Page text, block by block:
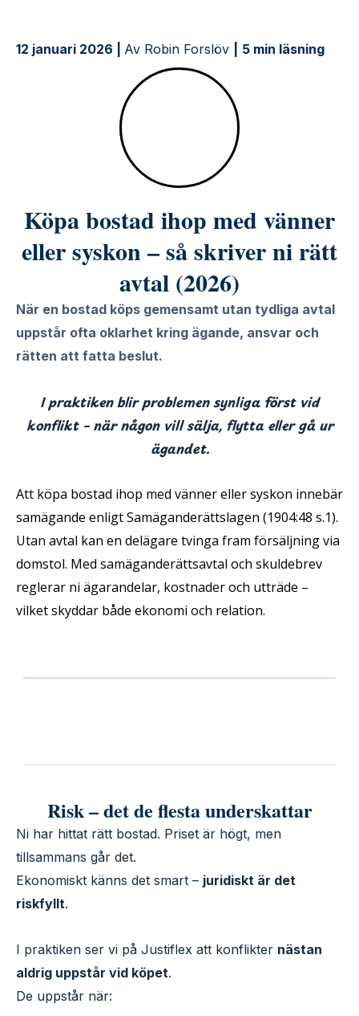
12 januari 2026 | Av Robin Forslöv 5 min läsning
Köpa bostad ihop med vänner
eller syskon – så skriver ni rätt
avtal (2026)
När en bostad köps gemensamt utan tydliga avtal
uppstår ofta oklarhet kring ägande, ansvar och
rätten att fatta beslut.
I praktiken blir problemen synliga först vid
konflikt – när någon vill sälja, flytta eller gå ur
ägandet.
Att köpa bostad ihop med vänner eller syskon innebär
samägande enligt Samäganderättslagen (1904:48 s.1).
Utan avtal kan en delägare tvinga fram försäljning via
domstol. Med samäganderättsavtal och skuldebrev
reglerar ni ägarandelar, kostnader och utträde –
vilket skyddar både ekonomi och relation.
Risk – det de flesta underskattar
Ni har hittat rätt bostad. Priset är högt, men
tillsammans går det.
Ekonomiskt känns det smart – juridiskt är det
riskfyllt.
I praktiken ser vi på Justiflex att konflikter nästan
aldrig uppstår vid köpet.
De uppstår när: